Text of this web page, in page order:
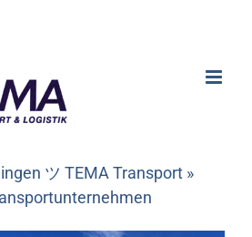
ツ TEMA Transport »